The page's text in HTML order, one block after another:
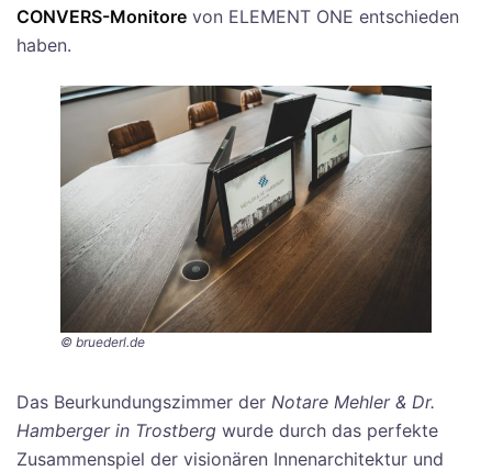
CONVERS-Monitore von ELEMENT ONE entschieden
haben.
© bruederl.de
Das Beurkundungszimmer der Notare Mehler & Dr.
Hamberger in Trostberg wurde durch das perfekte
Zusammenspiel der visionären Innenarchitektur und